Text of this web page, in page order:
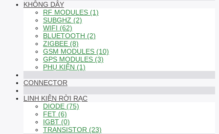
KHÔNG DÂY
RF MODULES (1)
SUBGHZ (2)
WIFI (62)
BLUETOOTH (2)
ZIGBEE (8)
GSM MODULES (10)
GPS MODULES (3)
PHỤ KIỆN (1)
CONNECTOR
LINH KIỆN RỜI RẠC
DIODE (75)
FET (6)
IGBT (0)
TRANSISTOR (23)